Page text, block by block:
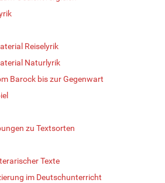
Reiselyrik
Naturlyrik
Barock bis zur Gegenwart
zu Textsorten
Texte
im Deutschunterricht